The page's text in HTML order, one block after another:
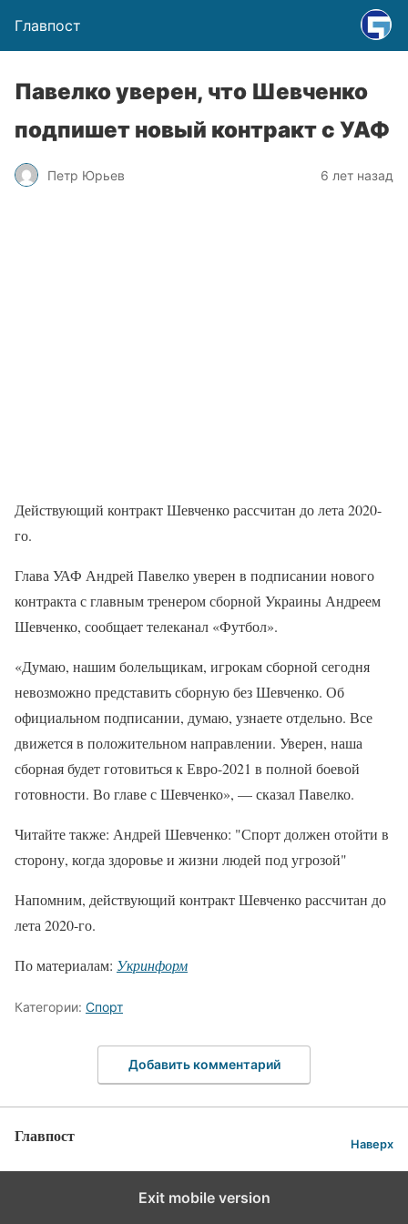
Главпост
Павелко уверен, что Шевченко
подпишет новый контракт с УАФ
Петр Юрьев 6 лет назад
Действующий контракт Шевченко рассчитан до лета 2020-
го.
Глава УАФ Андрей Павелко уверен в подписании нового
контракта с главным тренером сборной Украины Андреем
Шевченко, сообщает телеканал «Футбол».
«Думаю, нашим болельщикам, игрокам сборной сегодня
невозможно представить сборную без Шевченко. Об
официальном подписании, думаю, узнаете отдельно. Все
движется в положительном направлении. Уверен, наша
сборная будет готовиться к Евро-2021 в полной боевой
готовности. Во главе с Шевченко», — сказал Павелко.
Читайте также: Андрей Шевченко: "Спорт должен отойти в
сторону, когда здоровье и жизни людей под угрозой"
Напомним, действующий контракт Шевченко рассчитан до
лета 2020-го.
По материалам: Укринформ
Категории: Спорт
Добавить комментарий
Главпост Наверх
Exit mobile version